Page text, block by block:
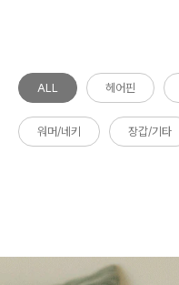
ALL 헤어핀
워머/네키 장갑/기타